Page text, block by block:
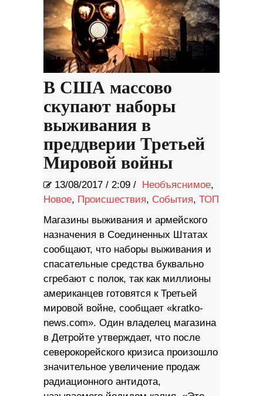
В США массово
скупают наборы
выживания в
преддверии Третьей
Мировой войны
13/08/2017 / 2:09 / Необъяснимое,
Новое, Происшествия, События, ТОП
Магазины выживания и армейского
назначения в Соединенных Штатах
сообщают, что наборы выживания и
спасательные средства буквально
сгребают с полок, так как миллионы
американцев готовятся к Третьей
мировой войне, сообщает «kratko-
news.com». Один владелец магазина
в Детройте утверждает, что после
северокорейского кризиса произошло
значительное увеличение продаж
радиационного антидота,